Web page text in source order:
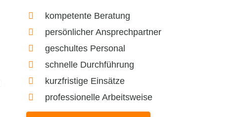
kompetente Beratung
persönlicher Ansprechpartner
geschultes Personal
schnelle Durchführung
kurzfristige Einsätze
professionelle Arbeitsweise